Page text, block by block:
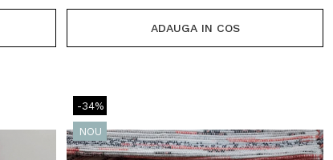
ADAUGA IN COS
-34%
NOU